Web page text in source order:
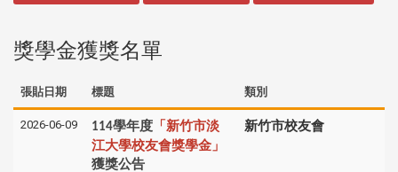
獎學金獲獎名單
張貼日期 標題 類別
2026-06-09 114學年度 「新竹市淡
江大學校友會獎學金」
獲獎公告
新竹市校友會